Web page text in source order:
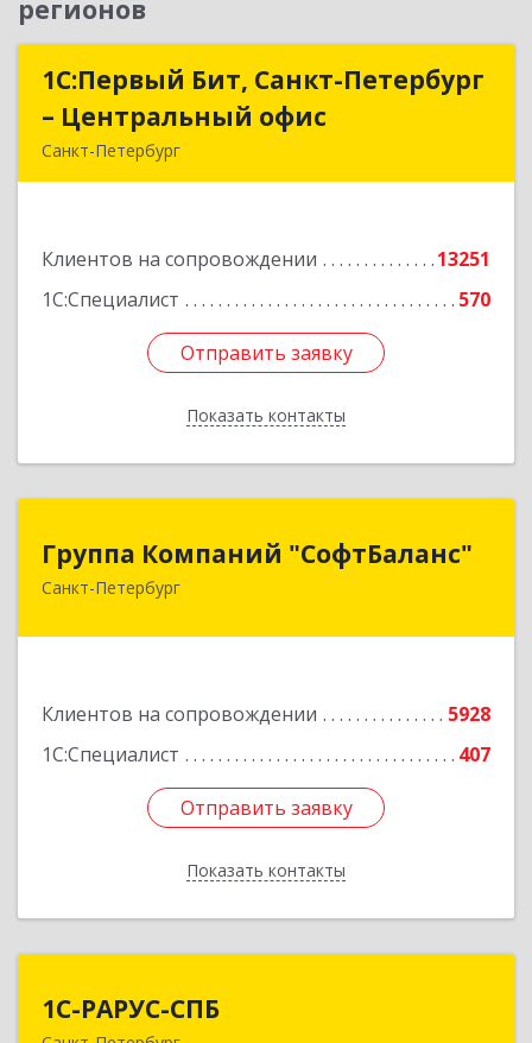
регионов
1С:Первый Бит, Санкт-Петербург
– Центральный офис
Санкт-Петербург
Клиентов на сопровождении
13251
1С:Специалист
570
Отправить заявку
Показать контакты
1С:Первый Бит, Санкт-Петербург
– Центральный офис
Отправить заявку
Назад
Группа Компаний "СофтБаланс"
Санкт-Петербург
Клиентов на сопровождении
5928
1С:Специалист
407
Отправить заявку
Показать контакты
Группа Компаний "СофтБаланс"
195112, Санкт-Петербург г, Заневский пр-кт,
Отправить заявку
Назад
1С-РАРУС-СПБ